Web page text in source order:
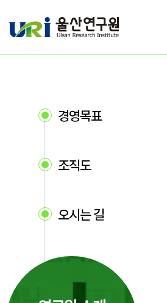
경영목표
조직도
오시는 길